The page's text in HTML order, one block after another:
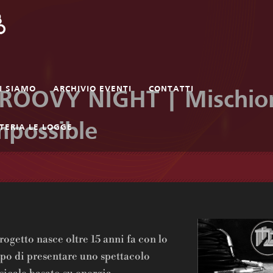
SIAMO ARCHIVIO EVENTI CONTATTI
LE LOGGE
NIGHT |
nasce oltre 15 anni fa con lo
di presentare uno spettacolo